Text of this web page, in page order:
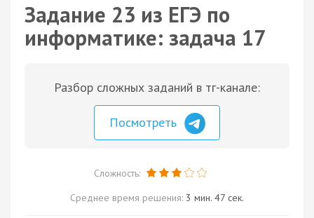
Задание 23 из ЕГЭ по
информатике: задача 17
Разбор сложных заданий в тг-канале:
Посмотреть
Сложность:
Среднее время решения: 3 мин. 47 сек.